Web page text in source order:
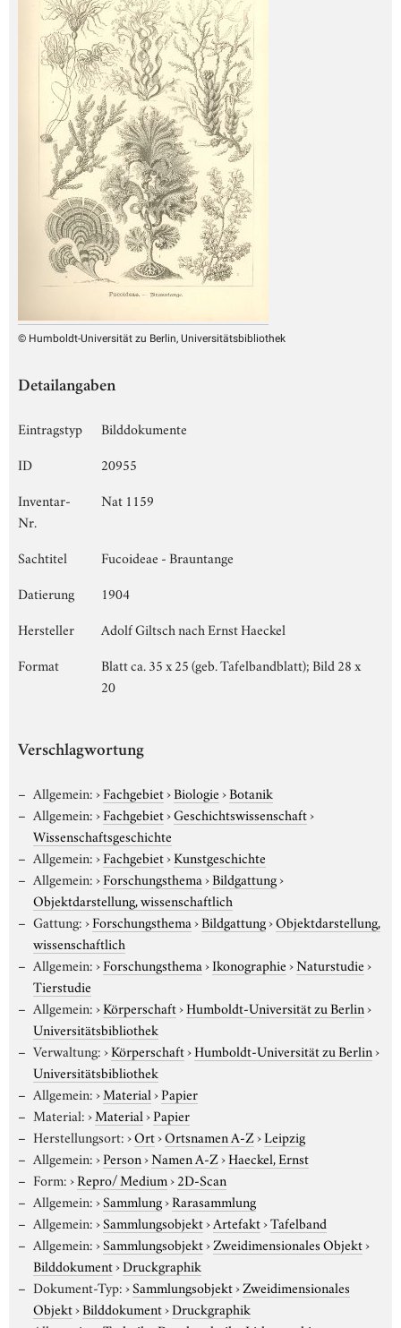
© Humboldt-Universität zu Berlin, Universitätsbibliothek
Detailangaben
Eintragstyp
Bilddokumente
ID
20955
Inventar-
Nr.
Nat 1159
Sachtitel
Fucoideae - Brauntange
Datierung
1904
Hersteller
Adolf Giltsch nach Ernst Haeckel
Format
Blatt ca. 35 x 25 (geb. Tafelbandblatt); Bild 28 x
20
Verschlagwortung
Allgemein:›Fachgebiet›Biologie›Botanik
Allgemein:›Fachgebiet›Geschichtswissenschaft›
Wissenschaftsgeschichte
Allgemein:›Fachgebiet›Kunstgeschichte
Allgemein:›Forschungsthema›Bildgattung›
Objektdarstellung, wissenschaftlich
Gattung:›Forschungsthema›Bildgattung›Objektdarstellung,
wissenschaftlich
Allgemein:›Forschungsthema›Ikonographie›Naturstudie›
Tierstudie
Allgemein:›Körperschaft›Humboldt-Universität zu Berlin›
Universitätsbibliothek
Verwaltung:›Körperschaft›Humboldt-Universität zu Berlin›
Universitätsbibliothek
Allgemein:›Material›Papier
Material:›Material›Papier
Herstellungsort:›Ort›Ortsnamen A-Z›Leipzig
Allgemein:›Person›Namen A-Z›Haeckel, Ernst
Form:›Repro/ Medium›2D-Scan
Allgemein:›Sammlung›Rarasammlung
Allgemein:›Sammlungsobjekt›Artefakt›Tafelband
Allgemein:›Sammlungsobjekt›Zweidimensionales Objekt›
Bilddokument›Druckgraphik
Dokument-Typ:›Sammlungsobjekt›Zweidimensionales
Objekt›Bilddokument›Druckgraphik